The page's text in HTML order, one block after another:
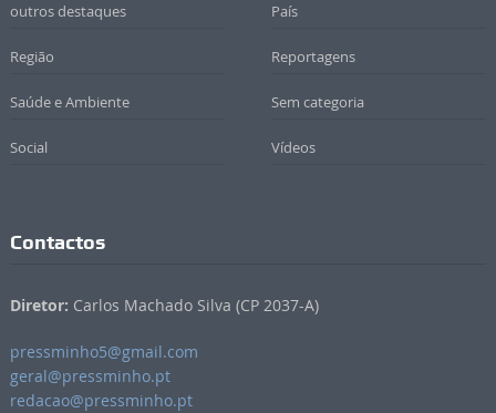
outros destaques País
Região Reportagens
Saúde e Ambiente Sem categoria
Social Vídeos
Contactos
Diretor: Carlos Machado Silva (CP 2037-A)
pressminho5@gmail.com
geral@pressminho.pt
redacao@pressminho.pt